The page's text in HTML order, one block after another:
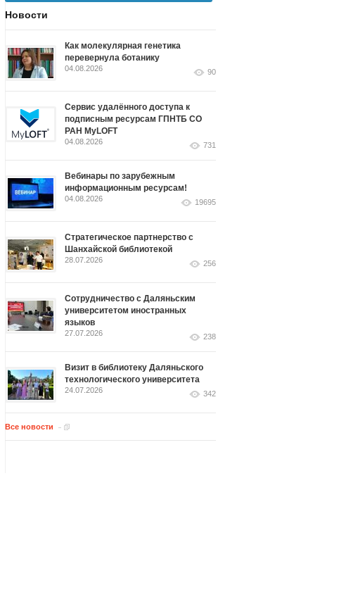
Новости
Как молекулярная генетика
перевернула ботанику
04.08.2026 90
Сервис удалённого доступа к
подписным ресурсам ГПНТБ СО
РАН MyLOFT
04.08.2026 731
Вебинары по зарубежным
информационным ресурсам!
04.08.2026 19695
Стратегическое партнерство с
Шанхайской библиотекой
28.07.2026 256
Сотрудничество с Даляньским
университетом иностранных
языков
27.07.2026 238
Визит в библиотеку Даляньского
технологического университета
24.07.2026 342
Все новости